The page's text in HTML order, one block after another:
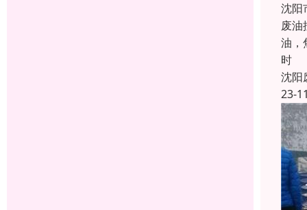
沈阳
废油
油，
时
沈阳
23-